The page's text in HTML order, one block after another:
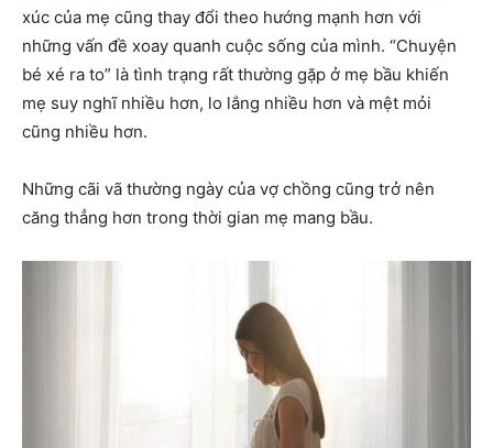
xúc của mẹ cũng thay đổi theo hướng mạnh hơn với
những vấn đề xoay quanh cuộc sống của mình. “Chuyện
bé xé ra to” là tình trạng rất thường gặp ở mẹ bầu khiến
mẹ suy nghĩ nhiều hơn, lo lắng nhiều hơn và mệt mỏi
cũng nhiều hơn.
Những cãi vã thường ngày của vợ chồng cũng trở nên
căng thẳng hơn trong thời gian mẹ mang bầu.